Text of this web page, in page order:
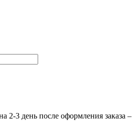
2-3 день после оформления заказа –